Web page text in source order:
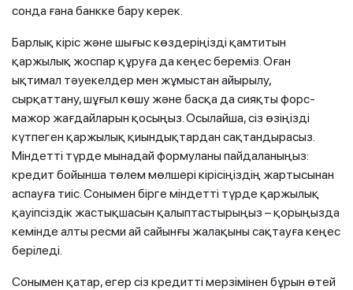
сонда ғана банкке бару керек.
Барлық кіріс және шығыс көздеріңізді қамтитын
қаржылық жоспар құруға да кеңес береміз. Оған
ықтимал тәуекелдер мен жұмыстан айырылу,
сырқаттану, шұғыл көшу және басқа да сияқты форс-
мажор жағдайларын қосыңыз. Осылайша, сіз өзіңізді
күтпеген қаржылық қиындықтардан сақтандырасыз.
Міндетті түрде мынадай формуланы пайдаланыңыз:
кредит бойынша төлем мөлшері кірісіңіздің жартысынан
аспауға тиіс. Сонымен бірге міндетті түрде қаржылық
қауіпсіздік жастықшасын қалыптастырыңыз – қорыңызда
кемінде алты ресми ай сайынғы жалақыны сақтауға кеңес
беріледі.
Сонымен қатар, егер сіз кредитті мерзімінен бұрын өтей